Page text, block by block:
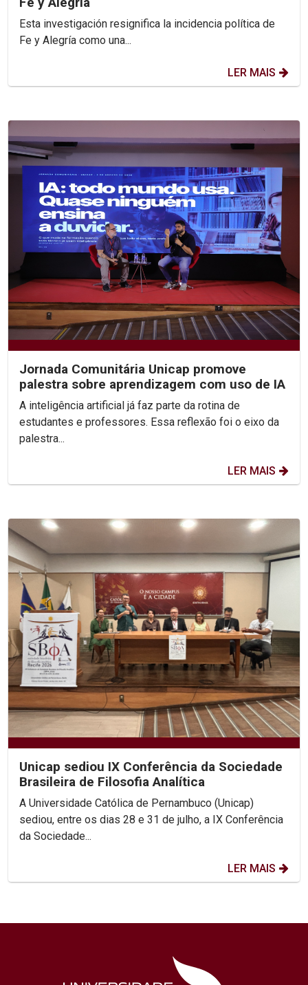
Esta investigación resignifica la incidencia política de
Fe y Alegría como una...
LER MAIS
Jornada Comunitária Unicap promove
palestra sobre aprendizagem com uso de IA
A inteligência artificial já faz parte da rotina de
estudantes e professores. Essa reflexão foi o eixo da
palestra...
LER MAIS
Unicap sediou IX Conferência da Sociedade
Brasileira de Filosofia Analítica
A Universidade Católica de Pernambuco (Unicap)
sediou, entre os dias 28 e 31 de julho, a IX Conferência
da Sociedade...
LER MAIS